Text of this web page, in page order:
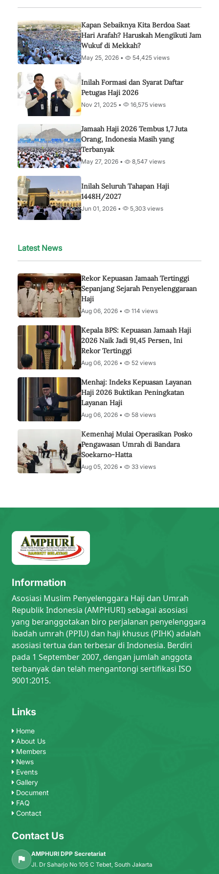
Kapan Sebaiknya Kita Berdoa Saat
Hari Arafah? Haruskah Mengikuti Jam
Wukuf di Mekkah?
May 25, 2026 • 54,425 views
Inilah Formasi dan Syarat Daftar
Petugas Haji 2026
Nov 21, 2025 • 16,575 views
Jamaah Haji 2026 Tembus 1,7 Juta
Orang, Indonesia Masih yang
Terbanyak
May 27, 2026 • 8,547 views
Inilah Seluruh Tahapan Haji
1448H/2027
Jun 01, 2026 • 5,303 views
Latest News
Rekor Kepuasan Jamaah Tertinggi
Sepanjang Sejarah Penyelenggaraan
Haji
Aug 06, 2026 • 114 views
Kepala BPS: Kepuasan Jamaah Haji
2026 Naik Jadi 91,45 Persen, Ini
Rekor Tertinggi
Aug 06, 2026 • 52 views
Menhaj: Indeks Kepuasan Layanan
Haji 2026 Buktikan Peningkatan
Layanan Haji
Aug 06, 2026 • 58 views
Kemenhaj Mulai Operasikan Posko
Pengawasan Umrah di Bandara
Soekarno-Hatta
Aug 05, 2026 • 33 views
Information
Asosiasi Muslim Penyelenggara Haji dan Umrah
Republik Indonesia (AMPHURI) sebagai asosiasi
yang beranggotakan biro perjalanan penyelenggara
ibadah umrah (PPIU) dan haji khusus (PIHK) adalah
asosiasi tertua dan terbesar di Indonesia. Berdiri
pada 1 September 2007, dengan jumlah anggota
terbanyak dan telah mengantongi sertifikasi ISO
9001:2015.
Links
Home
About Us
Members
News
Events
Gallery
Document
FAQ
Contact
Contact Us
AMPHURI DPP Secretariat
Jl. Dr Saharjo No 105 C Tebet, South Jakarta